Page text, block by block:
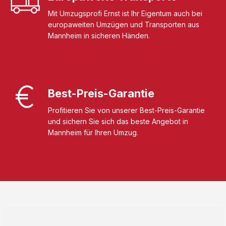
Mit Umzugsprofi Ernst ist Ihr Eigentum auch bei
europaweiten Umzügen und Transporten aus
Mannheim in sicheren Händen.
Best-Preis-Garantie
Profitieren Sie von unserer Best-Preis-Garantie
und sichern Sie sich das beste Angebot in
Mannheim für Ihren Umzug.